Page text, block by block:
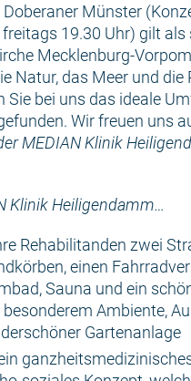
Doberaner Münster
19.30 Uhr) gilt als
Mecklenburg-
Natur, das Meer und die
Sie bei uns das ideale
Wir freuen uns
MEDIAN Klinik
Klinik Heiligendamm…
Rehabilitanden zwei
einen
Sauna und ein
Ambiente,
Gartenanlage